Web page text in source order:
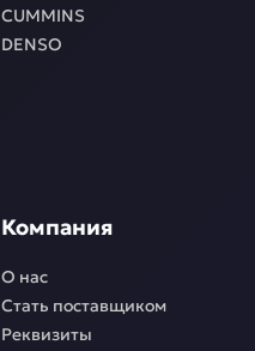
CUMMINS
DENSO
Компания
О нас
Стать поставщиком
Реквизиты